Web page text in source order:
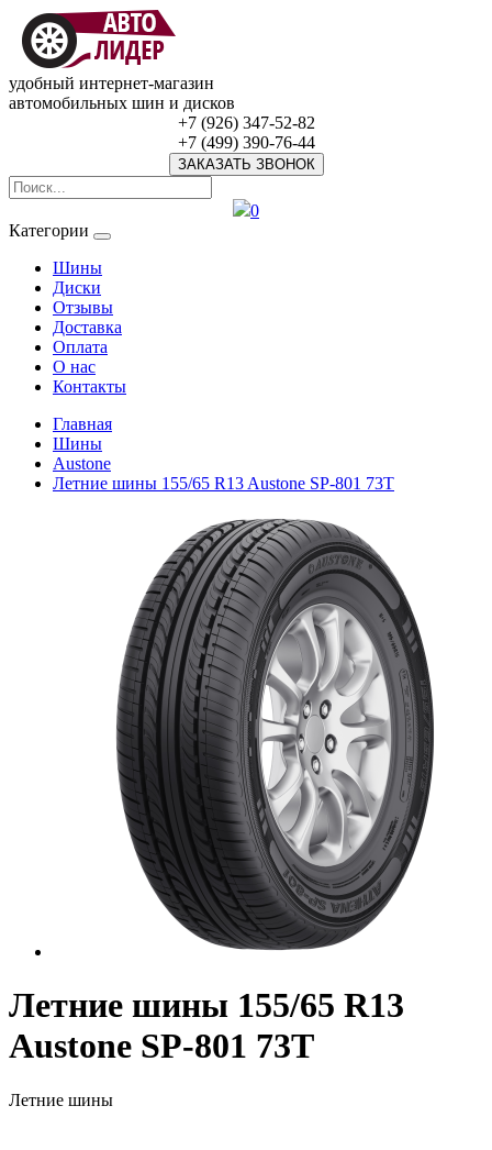
удобный интернет-магазин
автомобильных шин и дисков
+7 (926) 347-52-82
+7 (499) 390-76-44
ЗАКАЗАТЬ ЗВОНОК
0
Категории
Шины
Диски
Отзывы
Доставка
Оплата
О нас
Контакты
Главная
Шины
Austone
Летние шины 155/65 R13 Austone SP-801 73T
Летние шины 155/65 R13
Austone SP-801 73T
Летние шины